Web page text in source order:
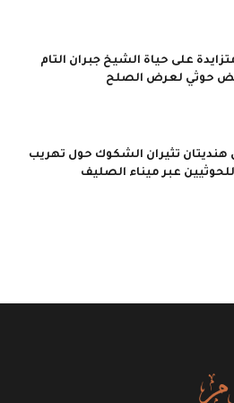
على حياة الشيخ جبران التام
حوثي لعرض الصلح
هنديتان تثيران الشكوك حول تهريب
عبر ميناء الصليف